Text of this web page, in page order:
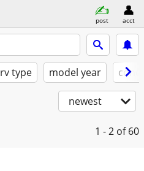
post acct
rv type model year
newest
1 - 2 of 60